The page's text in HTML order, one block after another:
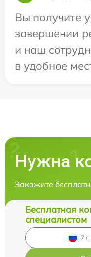
Вы получите
завершении
и наш
в удобное
Нужна
Закажите
Бесплатная
специалистом